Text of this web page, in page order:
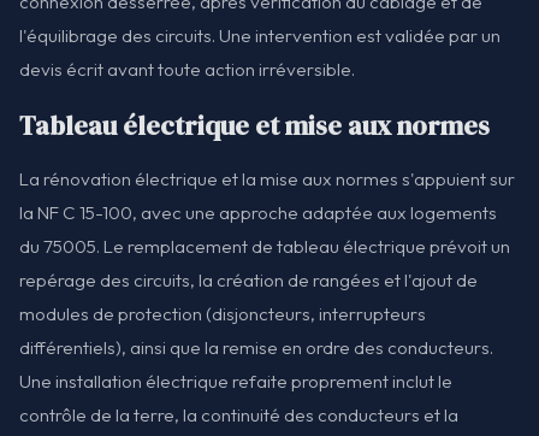
l'équilibrage des circuits. Une intervention est validée par un
devis écrit avant toute action irréversible.
Tableau électrique et mise aux normes
La rénovation électrique et la mise aux normes s'appuient sur
la NF C 15-100, avec une approche adaptée aux logements
du 75005. Le remplacement de tableau électrique prévoit un
repérage des circuits, la création de rangées et l'ajout de
modules de protection (disjoncteurs, interrupteurs
différentiels), ainsi que la remise en ordre des conducteurs.
Une installation électrique refaite proprement inclut le
contrôle de la terre, la continuité des conducteurs et la